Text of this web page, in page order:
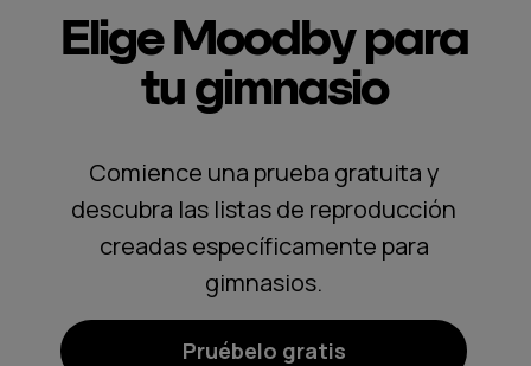
Elige Moodby para
tu gimnasio
Comience una prueba gratuita y
descubra las listas de reproducción
creadas específicamente para
gimnasios.
Pruébelo gratis